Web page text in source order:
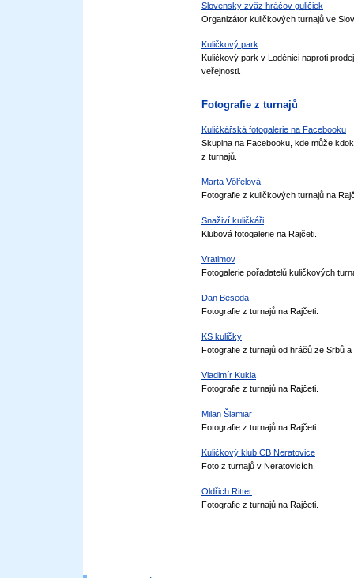
Slovenský zväz hráčov guličiek
Organizátor kuličkových turnajů ve
Kuličkový park
Kuličkový park v Loděnici naproti
veřejnosti.
Fotografie z turnajů
Kuličkářská fotogalerie na Facebooku
Skupina na Facebooku, kde může
z turnajů.
Marta Völfelová
Fotografie z kuličkových turnajů na
Snaživí kuličkáři
Klubová fotogalerie na Rajčeti.
Vratimov
Fotogalerie pořadatelů kuličkových
Dan Beseda
Fotografie z turnajů na Rajčeti.
KS kuličky
Fotografie z turnajů od hráčů ze Srbů
Vladimír Kukla
Fotografie z turnajů na Rajčeti.
Milan Šlamiar
Fotografie z turnajů na Rajčeti.
Kuličkový klub CB Neratovice
Foto z turnajů v Neratovicích.
Oldřich Ritter
Fotografie z turnajů na Rajčeti.